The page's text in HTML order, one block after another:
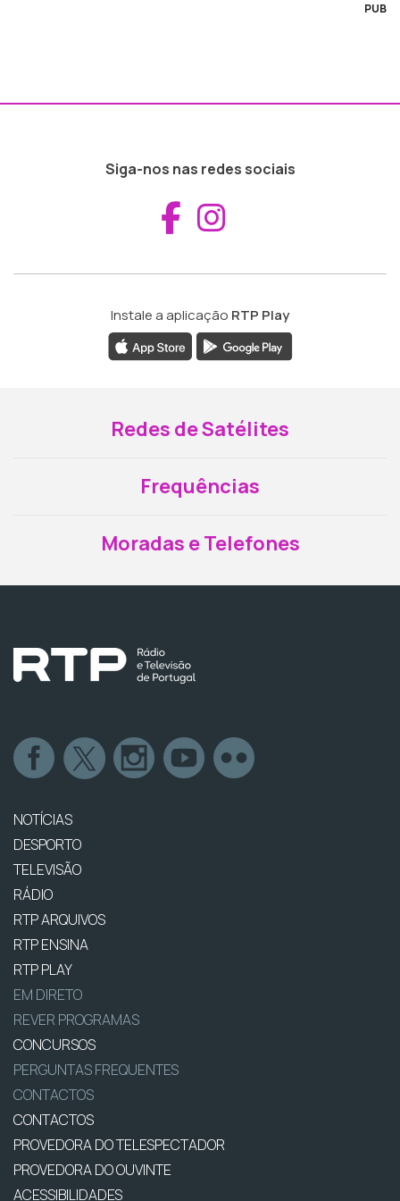
PUB
Siga-nos nas redes sociais
Aceder ao
Instale a aplicação RTP Play
Redes de Satélites
Frequências
Moradas e Telefones
NOTÍCIAS
DESPORTO
TELEVISÃO
RÁDIO
RTP ARQUIVOS
RTP ENSINA
RTP PLAY
EM DIRETO
REVER PROGRAMAS
CONCURSOS
PERGUNTAS FREQUENTES
CONTACTOS
CONTACTOS
PROVEDORA DO TELESPECTADOR
PROVEDORA DO OUVINTE
ACESSIBILIDADES